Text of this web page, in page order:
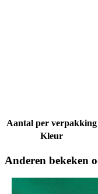
Aantal per verpakking
Kleur
Anderen bekeken